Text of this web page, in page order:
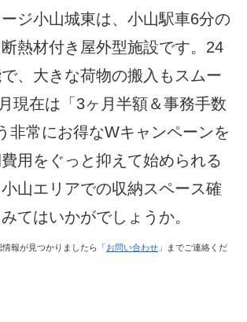
ジ小山城東は、小山駅車6分の
熱材付き屋外型施設です。24
、大きな荷物の搬入もスムー
現在は「3ヶ月半額＆事務手数
非常にお得なWキャンペーンを
用をぐっと抑えて始められる
山エリアでの収納スペース確
てはいかがでしょうか。
報が見つかりましたら「お問い合わせ 」までご連絡くだ